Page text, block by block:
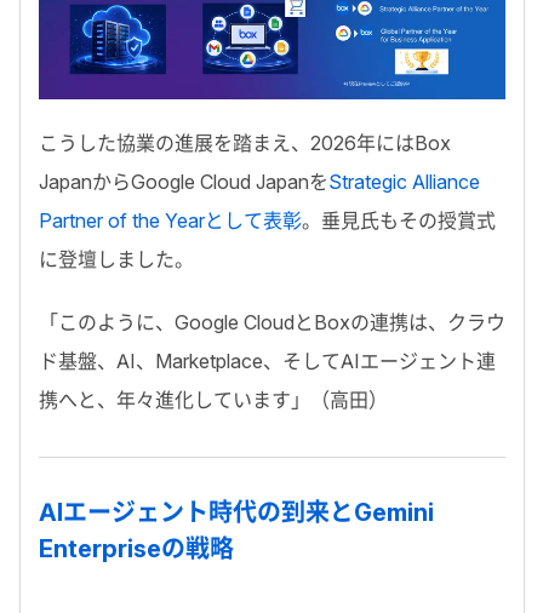
こうした協業の進展を踏まえ、 2026年にはBox
JapanからGoogle Cloud JapanをStrategic Alliance
Partner of the Yearとして表彰。 垂見氏もその授賞式
に登壇しました。
「このように、Google CloudとBoxの連携は、クラウ
ド基盤、AI、Marketplace、そしてAIエージェント連
携へと、年々進化しています」（高田）
AIエージェント時代の到来とGemini
Enterpriseの戦略